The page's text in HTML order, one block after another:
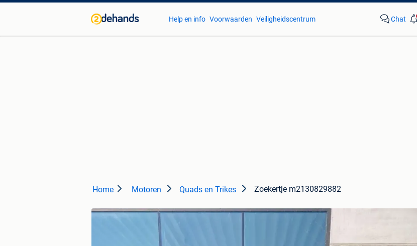
Help en info Voorwaarden Veiligheidscentrum Chat
Home Motoren Quads en Trikes Zoekertje m2130829882